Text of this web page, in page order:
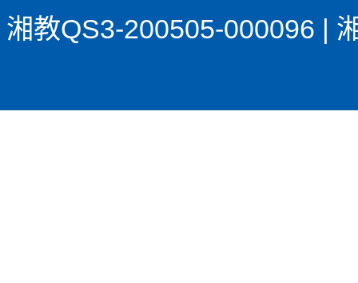
湘教QS3-200505-000096 |